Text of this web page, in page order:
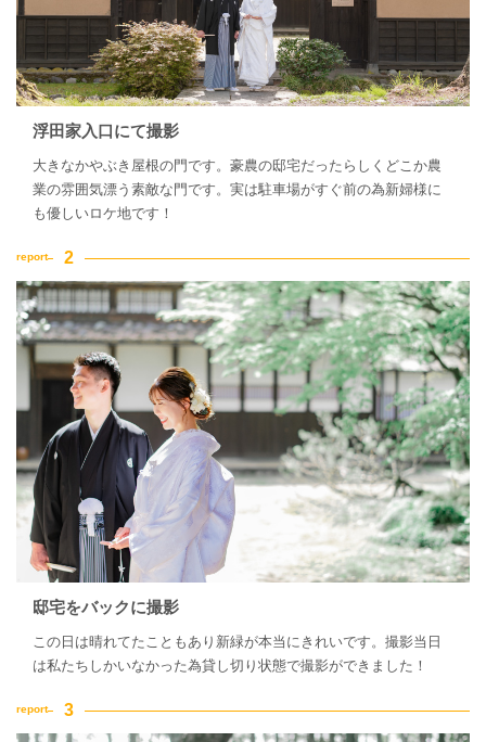
浮田家入口にて撮影
大きなかやぶき屋根の門です。豪農の邸宅だったらしくどこか農
業の雰囲気漂う素敵な門です。実は駐車場がすぐ前の為新婦様に
も優しいロケ地です！
邸宅をバックに撮影
この日は晴れてたこともあり新緑が本当にきれいです。撮影当日
は私たちしかいなかった為貸し切り状態で撮影ができました！